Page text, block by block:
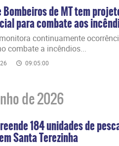
Bombeiros de MT tem
para combate aos
continuamente
combate a incêndios...
09:05:00
de 2026
184 unidades de
Santa Terezinha